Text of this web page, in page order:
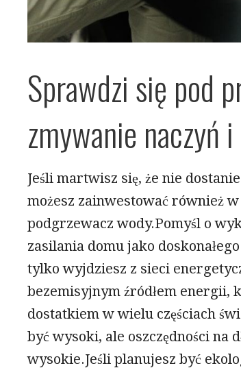
Sprawdzi się pod
zmywanie naczyń
Jeśli martwisz się, że nie
możesz zainwestować również
podgrzewacz wody.Pomyśl o
zasilania domu jako
tylko wyjdziesz z sieci
bezemisyjnym źródłem energii,
dostatkiem w wielu częściach
być wysoki, ale oszczędności na
wysokie.Jeśli planujesz być